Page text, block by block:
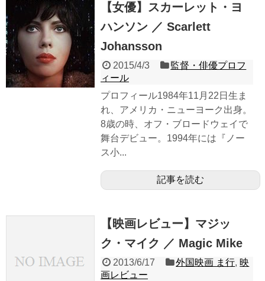
【女優】スカーレット・ヨ
ハンソン ／ Scarlett
Johansson
2015/4/3
監督・俳優プロフ
ィール
プロフィール1984年11月22日生ま
れ、アメリカ・ニューヨーク出身。
8歳の時、オフ・ブロードウェイで
舞台デビュー。1994年には『ノー
ス小...
記事を読む
【映画レビュー】マジッ
ク・マイク ／ Magic Mike
2013/6/17 外国映画 ま行, 映
画レビュー